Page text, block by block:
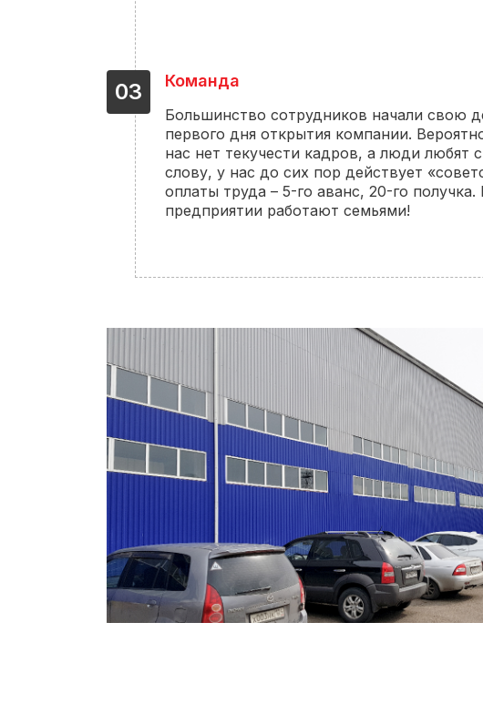
03 Команда
Большинство сотрудников начали свою
первого дня открытия компании.
нас нет текучести кадров, а люди любят
слову, у нас до сих пор действует
оплаты труда – 5-го аванс, 20-го
предприятии работают семьями!